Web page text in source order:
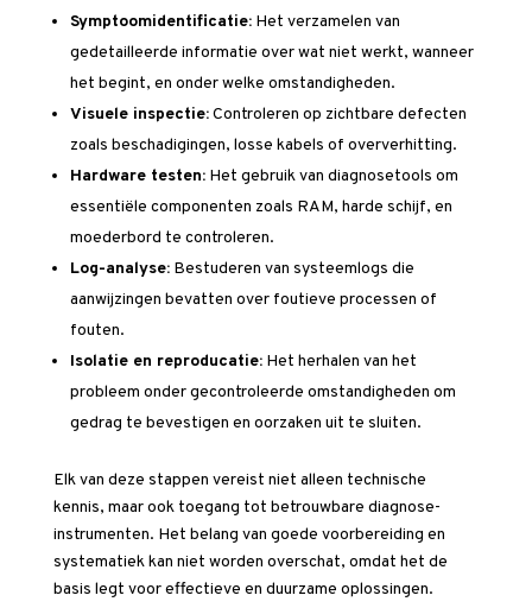
Symptoomidentificatie:Het verzamelen van
gedetailleerde informatie over wat niet werkt, wanneer
het begint, en onder welke omstandigheden.
Visuele inspectie:Controleren op zichtbare defecten
zoals beschadigingen, losse kabels of oververhitting.
Hardware testen:Het gebruik van diagnosetools om
essentiële componenten zoals RAM, harde schijf, en
moederbord te controleren.
Log-analyse:Bestuderen van systeemlogs die
aanwijzingen bevatten over foutieve processen of
fouten.
Isolatie en reproducatie:Het herhalen van het
probleem onder gecontroleerde omstandigheden om
gedrag te bevestigen en oorzaken uit te sluiten.
Elk van deze stappen vereist niet alleen technische
kennis, maar ook toegang tot betrouwbare diagnose-
instrumenten. Het belang van goede voorbereiding en
systematiek kan niet worden overschat, omdat het de
basis legt voor effectieve en duurzame oplossingen.